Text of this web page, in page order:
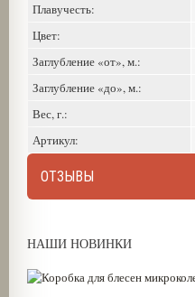
Плавучесть:
Цвет:
Заглубление «от», м.:
Заглубление «до», м.:
Вес, г.:
Артикул:
ОТЗЫВЫ
НАШИ НОВИНКИ